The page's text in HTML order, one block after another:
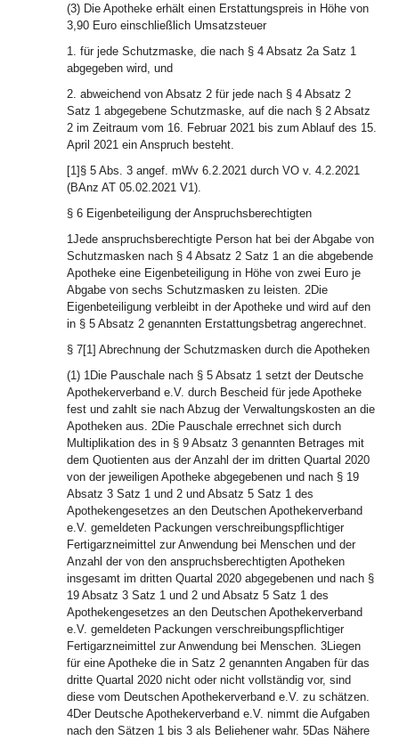
(3) Die Apotheke erhält einen Erstattungspreis in Höhe von
3,90 Euro einschließlich Umsatzsteuer
1. für jede Schutzmaske, die nach § 4 Absatz 2a Satz 1
abgegeben wird, und
2. abweichend von Absatz 2 für jede nach § 4 Absatz 2
Satz 1 abgegebene Schutzmaske, auf die nach § 2 Absatz
2 im Zeitraum vom 16. Februar 2021 bis zum Ablauf des 15.
April 2021 ein Anspruch besteht.
[1]§ 5 Abs. 3 angef. mWv 6.2.2021 durch VO v. 4.2.2021
(BAnz AT 05.02.2021 V1).
§ 6 Eigenbeteiligung der Anspruchsberechtigten
1Jede anspruchsberechtigte Person hat bei der Abgabe von
Schutzmasken nach § 4 Absatz 2 Satz 1 an die abgebende
Apotheke eine Eigenbeteiligung in Höhe von zwei Euro je
Abgabe von sechs Schutzmasken zu leisten. 2Die
Eigenbeteiligung verbleibt in der Apotheke und wird auf den
in § 5 Absatz 2 genannten Erstattungsbetrag angerechnet.
§ 7[1] Abrechnung der Schutzmasken durch die Apotheken
(1) 1Die Pauschale nach § 5 Absatz 1 setzt der Deutsche
Apothekerverband e.V. durch Bescheid für jede Apotheke
fest und zahlt sie nach Abzug der Verwaltungskosten an die
Apotheken aus. 2Die Pauschale errechnet sich durch
Multiplikation des in § 9 Absatz 3 genannten Betrages mit
dem Quotienten aus der Anzahl der im dritten Quartal 2020
von der jeweiligen Apotheke abgegebenen und nach § 19
Absatz 3 Satz 1 und 2 und Absatz 5 Satz 1 des
Apothekengesetzes an den Deutschen Apothekerverband
e.V. gemeldeten Packungen verschreibungspflichtiger
Fertigarzneimittel zur Anwendung bei Menschen und der
Anzahl der von den anspruchsberechtigten Apotheken
insgesamt im dritten Quartal 2020 abgegebenen und nach §
19 Absatz 3 Satz 1 und 2 und Absatz 5 Satz 1 des
Apothekengesetzes an den Deutschen Apothekerverband
e.V. gemeldeten Packungen verschreibungspflichtiger
Fertigarzneimittel zur Anwendung bei Menschen. 3Liegen
für eine Apotheke die in Satz 2 genannten Angaben für das
dritte Quartal 2020 nicht oder nicht vollständig vor, sind
diese vom Deutschen Apothekerverband e.V. zu schätzen.
4Der Deutsche Apothekerverband e.V. nimmt die Aufgaben
nach den Sätzen 1 bis 3 als Beliehener wahr. 5Das Nähere